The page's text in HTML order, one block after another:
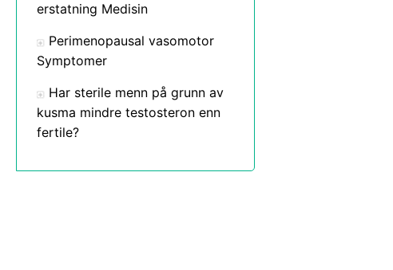
erstatning Medisin
Perimenopausal vasomotor
Symptomer
Har sterile menn på grunn av
kusma mindre testosteron enn
fertile?